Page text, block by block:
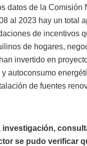
datos de la Comisión
al 2023 hay un total
de incentivos
de hogares,
invertido en
autoconsumo
de fuentes
investigación,
se pudo verificar